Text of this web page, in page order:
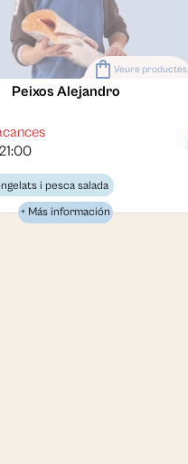
shopping_bagVeure productes
Peixos Alejandro
i pesca salada
+ Más información